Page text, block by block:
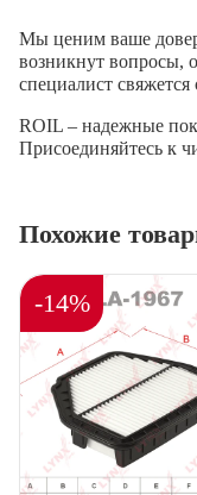
Мы ценим ваше
возникнут вопросы,
специалист
ROIL – надежные
Присоединяйтесь к
Похожие
-14%